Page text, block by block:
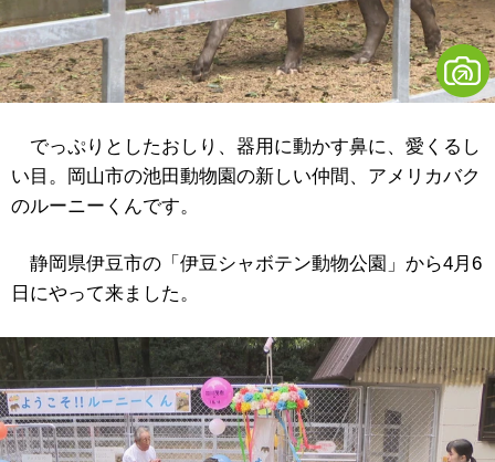
でっぷりとしたおしり、器用に動かす鼻に、愛くるし
い目。岡山市の池田動物園の新しい仲間、アメリカバク
のルーニーくんです。
静岡県伊豆市の「伊豆シャボテン動物公園」から4月6
日にやって来ました。